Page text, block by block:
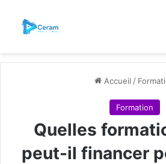
Accueil /
Formation
Quelles
peut-il financer